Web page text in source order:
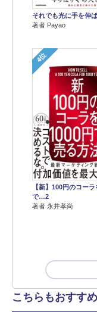
それでも光に手を伸
著者 Payao
4位
【新】100円のコーラ
で…2
著者 永井孝尚
こちらもおすすめ